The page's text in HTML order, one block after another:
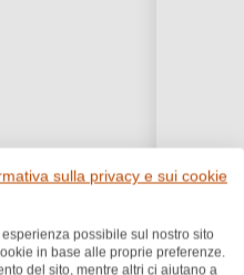
dei clienti
sulla privacy e sui cookie
possibile sul nostro sito
in base alle proprie preferenze.
del sito, mentre altri ci aiutano a